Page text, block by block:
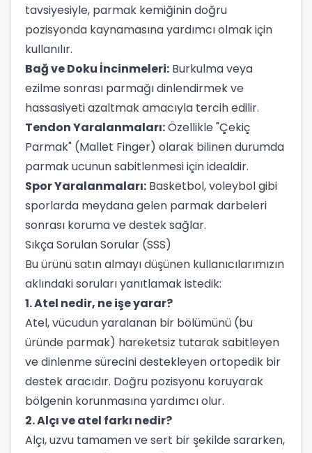
tavsiyesiyle, parmak kemiğinin doğru
pozisyonda kaynamasına yardımcı olmak için
kullanılır.
Bağ ve Doku İncinmeleri: Burkulma veya
ezilme sonrası parmağı dinlendirmek ve
hassasiyeti azaltmak amacıyla tercih edilir.
Tendon Yaralanmaları:Özellikle "Çekiç
Parmak" (Mallet Finger) olarak bilinen durumda
parmak ucunun sabitlenmesi için idealdir.
Spor Yaralanmaları: Basketbol, voleybol gibi
sporlarda meydana gelen parmak darbeleri
sonrası koruma ve destek sağlar.
Sıkça Sorulan Sorular (SSS)
Bu ürünü satın almayı düşünen kullanıcılarımızın
aklındaki soruları yanıtlamak istedik:
1. Atel nedir, ne işe yarar?
Atel, vücudun yaralanan bir bölümünü (bu
üründe parmak) hareketsiz tutarak sabitleyen
ve dinlenme sürecini destekleyen ortopedik bir
destek aracıdır. Doğru pozisyonu koruyarak
bölgenin korunmasına yardımcı olur.
2. Alçı ve atel farkı nedir?
Alçı, uzvu tamamen ve sert bir şekilde sararken,